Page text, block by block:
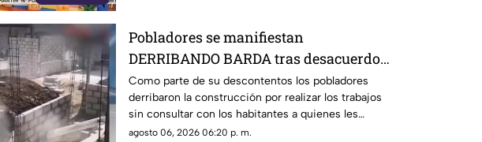
Pobladores se manifiestan
DERRIBANDO BARDA tras desacuerdo
con construcción en Veracruz [VIDEO]
Como parte de su descontentos los pobladores
derribaron la construcción por realizar los trabajos
sin consultar con los habitantes a quienes les
afectaría.
agosto 06, 2026 06:20 p. m.